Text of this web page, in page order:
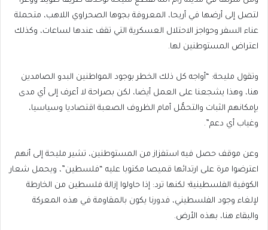
لتصل إلى أرضها في أريحا، المعروفة بجوها الصحراوي اللاهب، متحملة
عناء السفر وحواجز الاحتلال العسكرية التي تقف عندها لساعات، وكذلك
اعتراض المستوطنين لها.
وتقول مليحة: “أواجه كل ذلك الخطر بوجود المواطنين البدو الصامدين
هنا، وهذا يشجعنا على العمل أيضا، لكن بصراحة لا أعرف إلى أي مدى
بإمكانهم الثبات والتحمُّل أمام الظروف الصعبة اقتصاديا وسياسيا،
وغياب أي دعم”.
وعن موقف حصل فيه استفزاز من المستوطنين، تشير مليحة إلى أنهم
اعترضوا مرة على ارتدائها قميصا مكتوبا عليه “فلسطين”، ويحمل شعار
الكوفية الفلسطينية؛ لكنها ترد: إذا حاولوا إزالة فلسطين من الخارطة
لإلغاء وجود الفلسطيني، فدورنا يكون بالمقاومة في هذه المعركة
والبقاء هنا، بهذه الأرض.